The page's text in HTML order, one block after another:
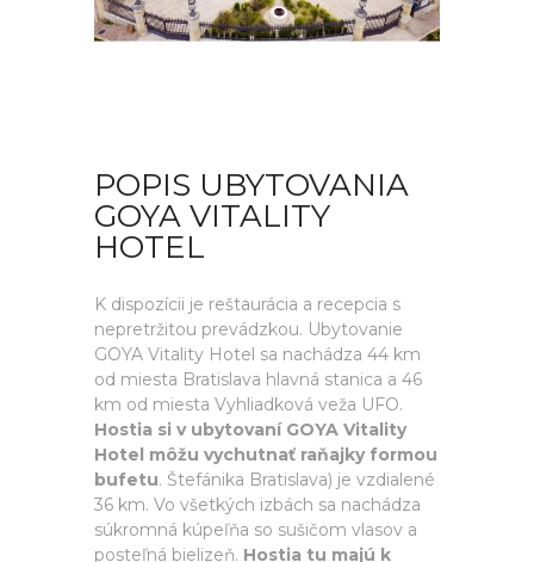
POPIS UBYTOVANIA
GOYA VITALITY
HOTEL
K dispozícii je reštaurácia a recepcia s
nepretržitou prevádzkou. Ubytovanie
GOYA Vitality Hotel sa nachádza 44 km
od miesta Bratislava hlavná stanica a 46
km od miesta Vyhliadková veža UFO.
Hostia si v ubytovaní GOYA Vitality
Hotel môžu vychutnať raňajky formou
bufetu. Štefánika Bratislava) je vzdialené
36 km. Vo všetkých izbách sa nachádza
súkromná kúpeľňa so sušičom vlasov a
posteľná bielizeň. Hostia tu majú k